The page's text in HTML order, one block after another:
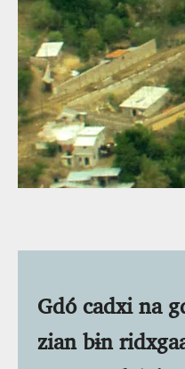
Gdó cadxi na
zian bɨn